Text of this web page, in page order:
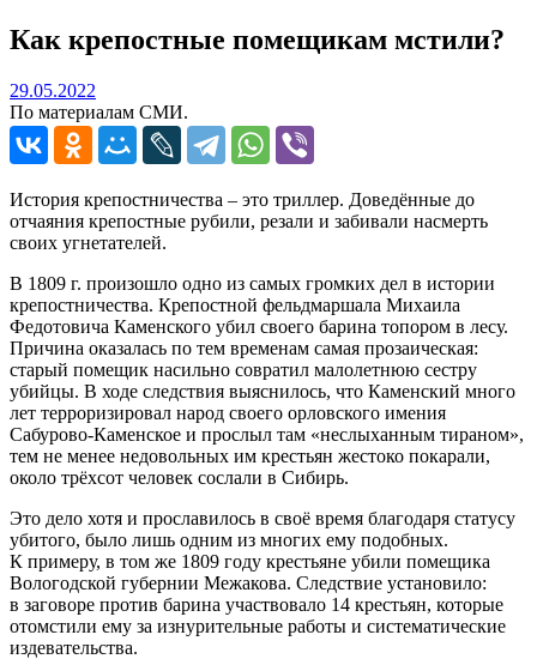
Как крепостные помещикам мстили?
29.05.2022
По материалам СМИ.
История крепостничества – это триллер. Доведённые до
отчаяния крепостные рубили, резали и забивали насмерть
своих угнетателей.
В 1809 г. произошло одно из самых громких дел в истории
крепостничества. Крепостной фельдмаршала Михаила
Федотовича Каменского убил своего барина топором в лесу.
Причина оказалась по тем временам самая прозаическая:
старый помещик насильно совратил малолетнюю сестру
убийцы. В ходе следствия выяснилось, что Каменский много
лет терроризировал народ своего орловского имения
Сабурово-Каменское и прослыл там «неслыханным тираном»,
тем не менее недовольных им крестьян жестоко покарали,
около трёхсот человек сослали в Сибирь.
Это дело хотя и прославилось в своё время благодаря статусу
убитого, было лишь одним из многих ему подобных.
К примеру, в том же 1809 году крестьяне убили помещика
Вологодской губернии Межакова. Следствие установило:
в заговоре против барина участвовало 14 крестьян, которые
отомстили ему за изнурительные работы и систематические
издевательства.